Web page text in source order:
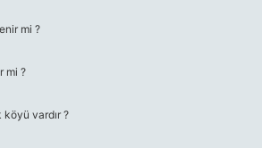
mi ?
mi ?
köyü vardır ?